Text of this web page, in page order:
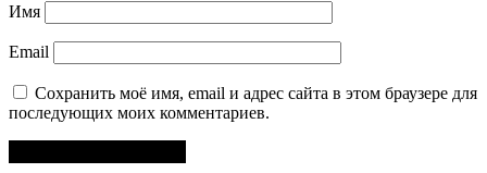
Имя
Email
Сохранить моё имя, email и адрес сайта в этом браузере для
последующих моих комментариев.